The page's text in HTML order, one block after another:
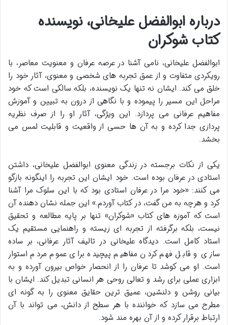
درباره ابوالفضل علیخانی، نویسنده
کتاب شوکران
ابوالفضل علیخانی، نامی آشنا در عرصه عرفان و معنویت معاصر، با
رویکردی متفاوت و از عمق تجربه های شخصی و معنوی، آثار خود را
خلق می کند. ایشان نه تنها یک نویسنده، بلکه سالکی است که خود
مراحل این مسیر را پیموده و با نگاهی از درون به تبیین و آموزش
مفاهیم عرفانی می پردازد. این ویژگی، آثار او را از صرف نظریه
پردازی جدا کرده و به آن ها حسی از واقعیت و قابلیت لمس می
بخشد.
یکی از نکات برجسته در زندگی معنوی ابوالفضل علیخانی، داشتن
استادی در عرفان بوده است. خود ایشان این تجربه را اینگونه بازگو
می کنند: «خود مرا در عرفان استادی بود که با این سلوک مرا آشنا
کرد و هرچه به من گفت، در کتاب آوردم.» این جمله نشان دهنده آن
است که آموزه های کتاب «شوکران» تنها بر پایه مطالعه و تحقیق
نیست، بلکه برگرفته از تجربه ای زیسته و راهنمایی مستقیم یک
استاد کامل است. دیدگاه علیخانی در تالیف آثار عرفانی، بر ساده
سازی و قابل فهم کردن مفاهیم پیچیده برای عموم مردم استوار
است. او می کوشد تا عرفان را از انحصار خواص بیرون آورده و به
ابزاری عملی برای رشد و تعالی روحی هر انسانی تبدیل کند. ایشان با
بیانی روشن و دلنشین، عمیق ترین حقایق معنوی را به گونه ای
مطرح می سازد که خواننده با هر سطح از دانش، می تواند با آن
ارتباط برقرار کرده و از آن بهره مند شود.